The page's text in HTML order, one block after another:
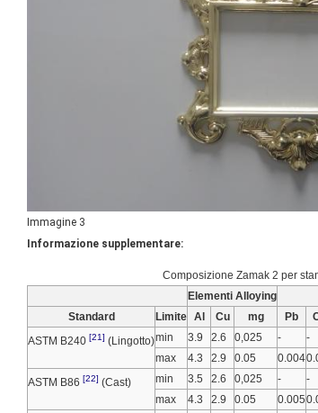
Immagine 3
Informazione supplementare:
Composizione Zamak 2 per
Elementi Alloying
Standard
Limite Al Cu mg Pb
ASTM B240 [21] (Lingotto)min 3.9 2.6 0,025 - -
max
4.3 2.9 0.05 0.004
ASTM B86 [22] (Cast) min 3.5 2.6 0,025 - -
max
4.3 2.9 0.05 0.005